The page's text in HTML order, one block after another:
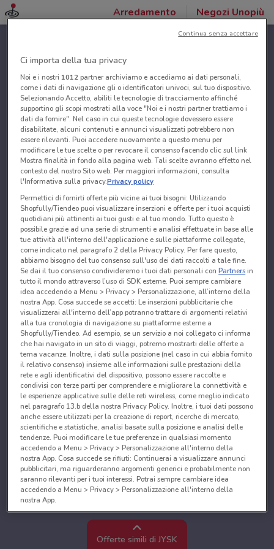
Arredamento Negozi Unopiù
Offerte simili di JYSK
Ci importa della tua privacy
Noi e i nostri 1012partner archiviamo e accediamo ai dati personali,
come i dati di navigazione gli o identificatori univoci, sul tuo dispositivo.
Selezionando Accetto, abiliti le tecnologie di tracciamento affinché
supportino gli scopi mostrati alla voce "Noi e i nostri partner trattiamo i
dati da fornire". Nel caso in cui queste tecnologie dovessero essere
disabilitate, alcuni contenuti e annunci visualizzati potrebbero non
essere rilevanti. Puoi accedere nuovamente a questo menu per
modificare le tue scelte o per revocare il consenso facendo clic sul link
Mostra finalità in fondo alla pagina web. Tali scelte avranno effetto nel
contesto del nostro Sito web. Per maggiori informazioni, consulta
l'Informativa sulla privacy.Privacy policy
Permettici di fornirti offerte più vicine ai tuoi bisogni: Utilizzando
Shopfully/Tiendeo puoi visualizzare inserzioni e offerte per i tuoi acquisti
quotidiani più attinenti ai tuoi gusti e al tuo mondo. Tutto questo è
possibile grazie ad una serie di strumenti e analisi effettuate in base alle
tue attività all'interno dell'applicazione e sulle piattaforme collegate,
come indicato nel paragrafo 2 della Privacy Policy. Per fare questo,
abbiamo bisogno del tuo consenso sull'uso dei dati raccolti a tale fine.
Se dai il tuo consenso condivideremo i tuoi dati personali conPartnersin
tutto il mondo attraverso l’uso di SDK esterne. Puoi sempre cambiare
idea accedendo a Menu > Privacy > Personalizzazione, all’interno della
nostra App. Cosa succede se accetti: Le inserzioni pubblicitarie che
visualizzerai all'interno dell’app potranno trattare di argomenti relativi
alla tua cronologia di navigazione su piattaforme esterne a
Shopfully/Tiendeo. Ad esempio, se un servizio a noi collegato ci informa
che hai navigato in un sito di viaggi, potremo mostrarti delle offerte a
tema vacanze. Inoltre, i dati sulla posizione (nel caso in cui abbia fornito
il relativo consenso) insieme alle informazioni sulle prestazioni della
rete e agli identificativi del dispositivo, possono essere raccolte e
condivisi con terze parti per comprendere e migliorare la connettività e
le esperienze applicative sulle delle reti wireless, come meglio indicato
nel paragrafo 13.b della nostra Privacy Policy. Inoltre, i tuoi dati possono
anche essere utilizzati per la creazione di report, ricerche di mercato,
scientifiche e statistiche, analisi basate sulla posizione e analisi delle
tendenze. Puoi modificare le tue preferenze in qualsiasi momento
accedendo a Menu > Privacy > Personalizzazione all'interno della
nostra App. Cosa succede se rifiuti: Continuerai a visualizzare annunci
pubblicitari, ma riguarderanno argomenti generici e probabilmente non
saranno rilevanti per i tuoi interessi. Potrai sempre cambiare idea
accedendo a Menu > Privacy > Personalizzazione all'interno della
nostra App.
Noi e i nostri partner trattiamo i dati per fornire:
Utilizzare dati di geolocalizzazione precisi. Scansione attiva delle
caratteristiche del dispositivo ai fini dell’identificazione. Archiviare
Continua senza accettare